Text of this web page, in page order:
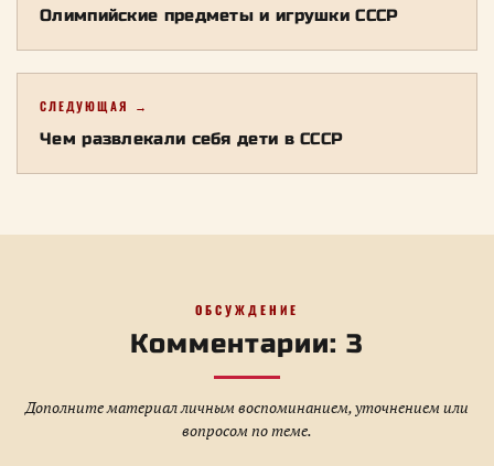
Олимпийские предметы и игрушки СССР
СЛЕДУЮЩАЯ →
Чем развлекали себя дети в СССР
ОБСУЖДЕНИЕ
Комментарии: 3
Дополните материал личным воспоминанием, уточнением или
вопросом по теме.